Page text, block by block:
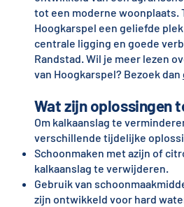
tot een moderne woonplaats.
Hoogkarspel een geliefde
centrale ligging en goede
Randstad. Wil je meer lezen
van Hoogkarspel? Bezoek dan
Wat zijn oplossingen
Om kalkaanslag te
verschillende tijdelijke
Schoonmaken met azijn of
kalkaanslag te verwijderen.
Gebruik van
zijn ontwikkeld voor hard